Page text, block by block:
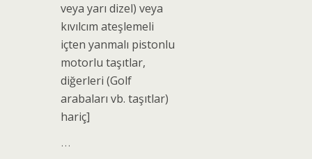
veya yarı dizel) veya
kıvılcım ateşlemeli
içten yanmalı pistonlu
motorlu taşıtlar,
diğerleri (Golf
arabaları vb. taşıtlar)
hariç]
…